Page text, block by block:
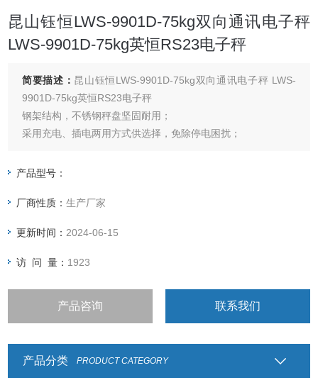
昆山钰恒LWS-9901D-75kg双向通讯电子秤
LWS-9901D-75kg英恒RS23电子秤
简要描述： 昆山钰恒LWS-9901D-75kg双向通讯电子秤 LWS-
9901D-75kg英恒RS23电子秤
钢架结构，不锈钢秤盘坚固耐用；
采用充电、插电两用方式供选择，免除停电困扰；
仪表可选LED数码管或者LCD液晶显示；
可设定上下限做检重秤用；
产品型号：
厂商性质：生产厂家
更新时间： 2024-06-15
访 问 量： 1923
产品咨询 联系我们
产品分类 PRODUCT CATEGORY